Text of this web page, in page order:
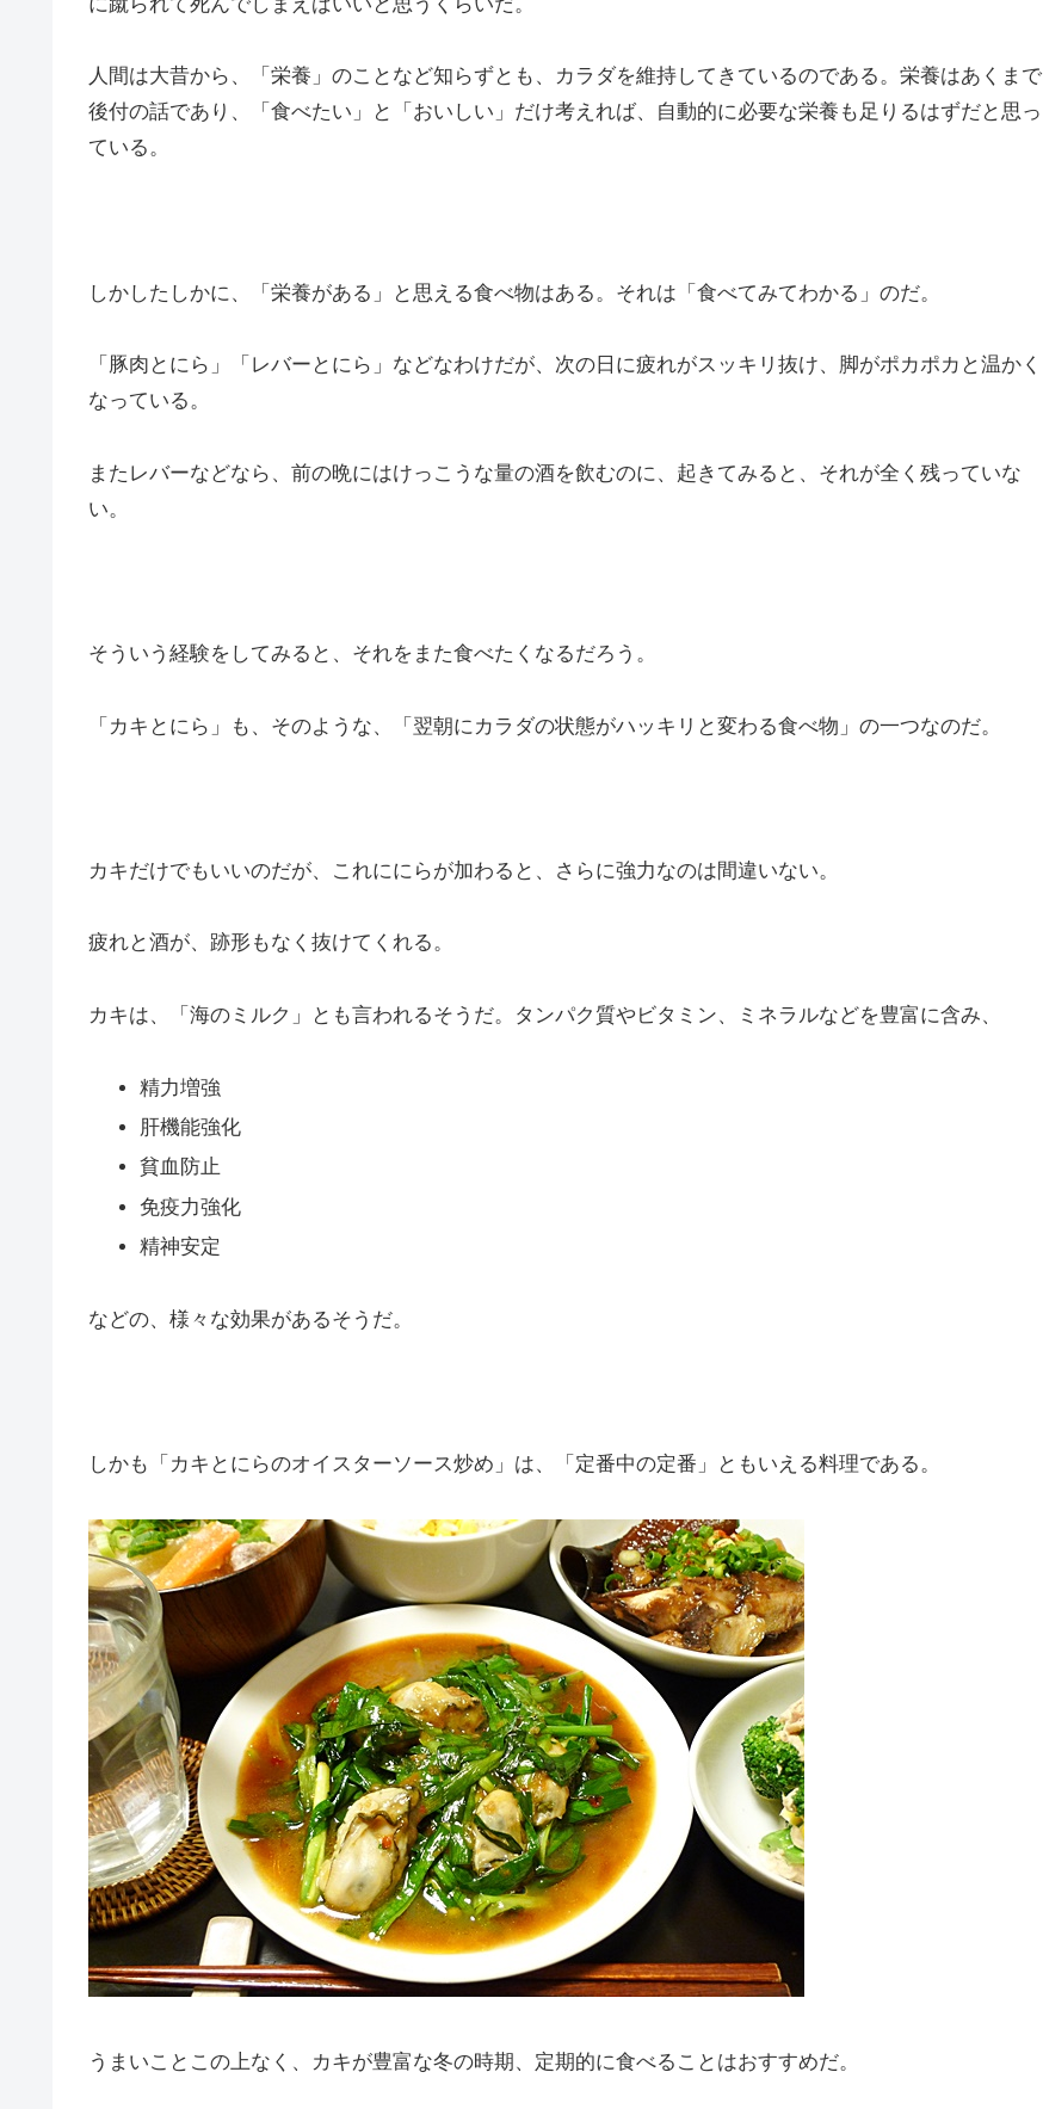
人間は大昔から、「栄養」のことなど知らずとも、カラダを維持してきているのである。栄養はあくまで
後付の話であり、「食べたい」と「おいしい」だけ考えれば、自動的に必要な栄養も足りるはずだと思っ
ている。
しかしたしかに、「栄養がある」と思える食べ物はある。それは「食べてみてわかる」のだ。
「豚肉とにら」「レバーとにら」などなわけだが、次の日に疲れがスッキリ抜け、脚がポカポカと温かく
なっている。
またレバーなどなら、前の晩にはけっこうな量の酒を飲むのに、起きてみると、それが全く残っていな
い。
そういう経験をしてみると、それをまた食べたくなるだろう。
「カキとにら」も、そのような、「翌朝にカラダの状態がハッキリと変わる食べ物」の一つなのだ。
カキだけでもいいのだが、これににらが加わると、さらに強力なのは間違いない。
疲れと酒が、跡形もなく抜けてくれる。
カキは、「海のミルク」とも言われるそうだ。タンパク質やビタミン、ミネラルなどを豊富に含み、
精力増強
肝機能強化
貧血防止
免疫力強化
精神安定
などの、様々な効果があるそうだ。
しかも「カキとにらのオイスターソース炒め」は、「定番中の定番」ともいえる料理である。
うまいことこの上なく、カキが豊富な冬の時期、定期的に食べることはおすすめだ。